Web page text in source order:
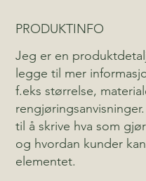
PRODUKTINFO
Jeg er en
legge til mer
f.eks størrelse,
til å skrive hva som
og hvordan kunder
elementet.